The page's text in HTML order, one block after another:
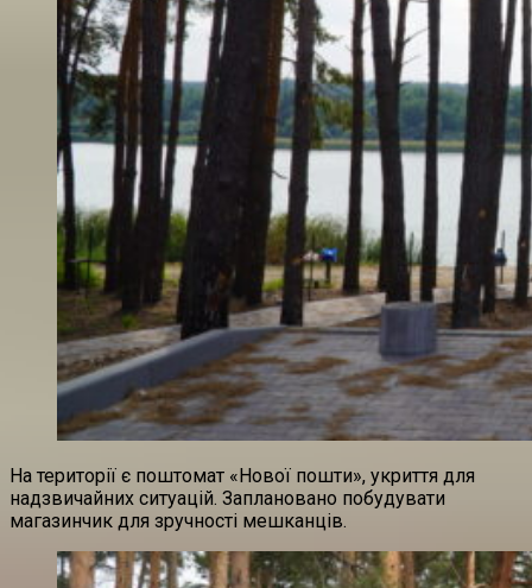
На території є поштомат «Нової пошти», укриття для
надзвичайних ситуацій. Заплановано побудувати
магазинчик для зручності мешканців.